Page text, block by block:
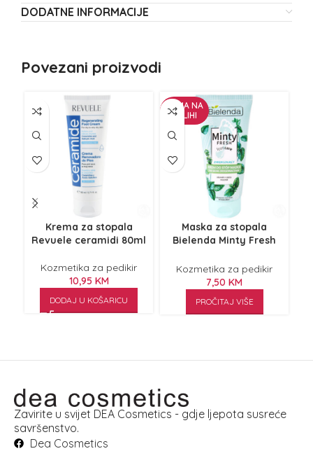
DODATNE INFORMACIJE
Povezani proizvodi
Krema za stopala
Revuele ceramidi 80ml
Kozmetika za pedikir
10,95 KM
DODAJ U KOŠARICU
NEMA NA
ZALIHI
Maska za stopala
Bielenda Minty Fresh
Kozmetika za pedikir
7,50 KM
PROČITAJ VIŠE
Zavirite u svijet DEA Cosmetics - gdje ljepota susreće
savršenstvo.
Dea Cosmetics